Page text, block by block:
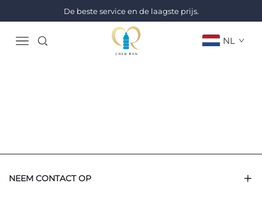
De beste service en de laagste prijs.
NL
NEEM CONTACT OP